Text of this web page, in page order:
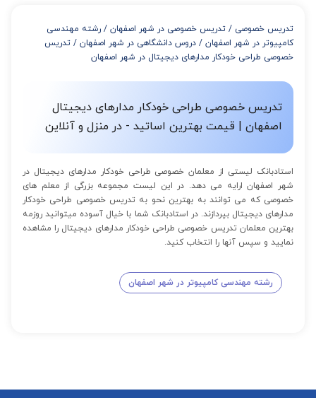
از 12 تا 15 جلسه: 7% تخفیف
از 16 تا 100 جلسه: 9% تخفیف
تدریس خصوصی / تدریس خصوصی در شهر اصفهان / رشته مهندسی
کامپیوتر در شهر اصفهان / دروس دانشگاهی در شهر اصفهان / تدریس
خصوصی طراحی خودکار مدارهای دیجیتال در شهر اصفهان
تدریس خصوصی طراحی خودکار مدارهای دیجیتال
اصفهان | قیمت بهترین اساتید - در منزل و آنلاین
استادبانک لیستی از معلمان خصوصی طراحی خودکار مدارهای دیجیتال در
شهر اصفهان ارایه می دهد. در این لیست مجموعه بزرگی از معلم های
خصوصی که می توانند به بهترین نحو به تدریس خصوصی طراحی خودکار
مدارهای دیجیتال بپردازند. در استادبانک شما با خیال آسوده میتوانید روزمه
بهترین معلمان تدریس خصوصی طراحی خودکار مدارهای دیجیتال را مشاهده
نمایید و سپس آنها را انتخاب کنید.
رشته مهندسی کامپیوتر در شهر اصفهان